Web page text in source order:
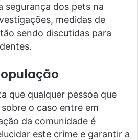
segurança dos pets na
medidas de
sendo discutidas para
que qualquer pessoa que
o caso entre em
da comunidade é
este crime e garantir a